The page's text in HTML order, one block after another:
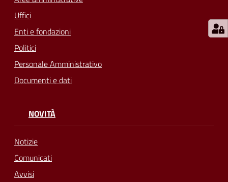
Uffici
Enti e fondazioni
Politici
Personale Amministrativo
Documenti e dati
NOVITÀ
Notizie
Comunicati
Avvisi